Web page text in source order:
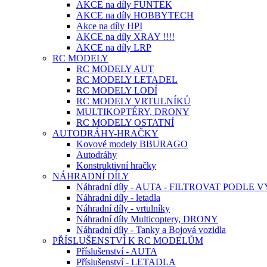
AKCE na díly FUNTEK
AKCE na díly HOBBYTECH
Akce na díly HPI
AKCE na díly XRAY !!!!
AKCE na díly LRP
RC MODELY
RC MODELY AUT
RC MODELY LETADEL
RC MODELY LODÍ
RC MODELY VRTULNÍKŮ
MULTIKOPTÉRY, DRONY
RC MODELY OSTATNÍ
AUTODRÁHY-HRAČKY
Kovové modely BBURAGO
Autodráhy
Konstruktivní hračky
NÁHRADNÍ DÍLY
Náhradní díly - AUTA - FILTROVAT PODLE
Náhradní díly - letadla
Náhradní díly - vrtulníky
Náhradní díly Multicoptery, DRONY
Náhradní díly - Tanky a Bojová vozidla
PŘÍSLUŠENSTVÍ K RC MODELŮM
Příslušenství - AUTA
Příslušenství - LETADLA